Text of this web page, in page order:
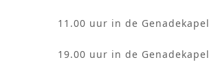
11.00 uur in de Genadekapel
19.00 uur in de Genadekapel